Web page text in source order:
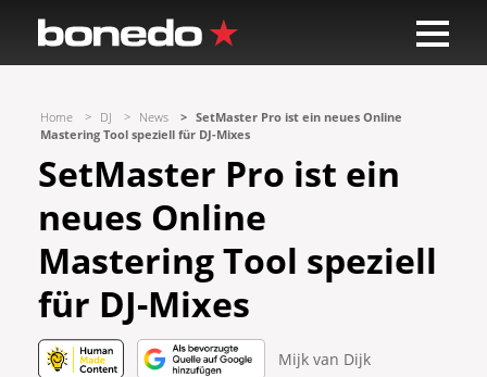
Home DJ News
SetMaster Pro ist ein neues Online
Mastering Tool speziell für DJ-Mixes
SetMaster Pro ist ein
neues Online
Mastering Tool speziell
für DJ-Mixes
Mijk van Dijk